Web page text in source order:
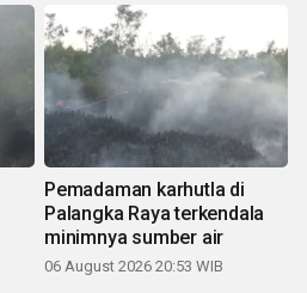
Pemadaman karhutla di
Palangka Raya terkendala
minimnya sumber air
06 August 2026 20:53 WIB